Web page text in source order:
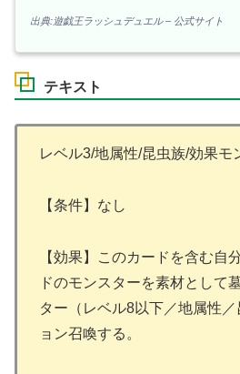
出典:遊戯王ラッシュデュエル – 公式サイト
テキスト
レベル3/地属性/昆虫族/効果モ
【条件】なし
【効果】このカードを含む自
ドのモンスターを素材として
ター（レベル8以下／地属性
ョン召喚する。